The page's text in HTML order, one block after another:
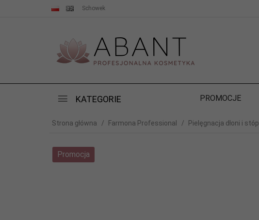
Schowek
KATEGORIE PROMOCJE
Strona główna Farmona Professional Pielęgnacja dłoni i stóp
Promocja